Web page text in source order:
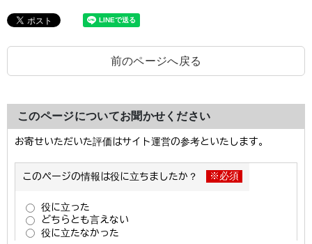
前のページへ戻る
このページについてお聞かせください